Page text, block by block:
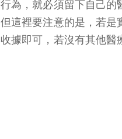
為，就必須留下自己
這裡要注意的是，若
據即可，若沒有其他